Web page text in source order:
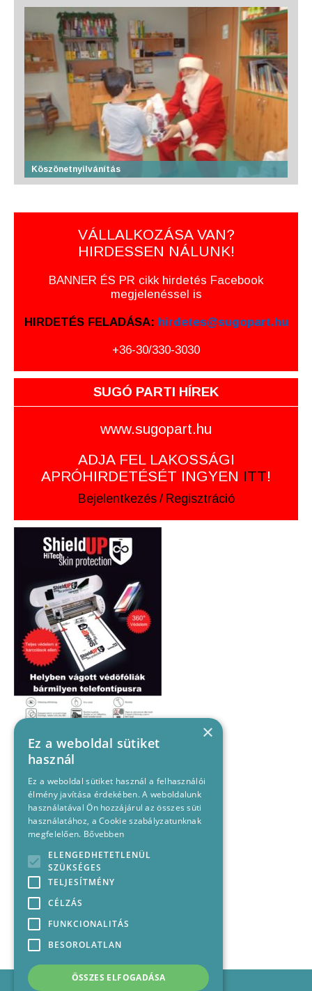
Köszönetnyilvánítás
VÁLLALKOZÁSA VAN?
HIRDESSEN NÁLUNK!
BANNER ÉS PR cikk hirdetés Facebook
megjelenéssel is
HIRDETÉS FELADÁSA: hirdetes@sugopart.hu
+36-30/330-3030
SUGÓ PARTI HÍREK
www.sugopart.hu
ADJA FEL LAKOSSÁGI
APRÓHIRDETÉSÉT INGYEN ITT!
Bejelentkezés / Regisztráció
Impresszum
×
Ez a weboldal sütiket
használ
Ez a weboldal sütiket használ a felhasználói
élmény javítása érdekében. A weboldalunk
használatával Ön hozzájárul az összes süti
használatához, a Cookie szabályzatunknak
megfelelően. Bővebben
ELENGEDHETETLENÜL
SZÜKSÉGES
TELJESÍTMÉNY
CÉLZÁS
FUNKCIONALITÁS
BESOROLATLAN
ÖSSZES ELFOGADÁSA